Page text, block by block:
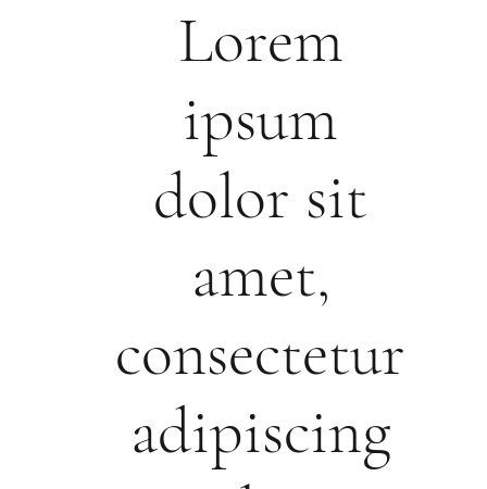
Lorem
ipsum
dolor sit
amet,
consectetur
adipiscing